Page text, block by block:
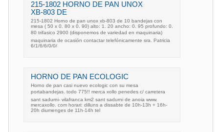
215-1802 HORNO DE PAN UNOX
XB-803 DE
215-1802 Horno de pan unox xb-803 de 10 bandejas con
mesa ( 50 x 0. 80 x 0. 90) alto: 1. 20 ancho: 0. 95 profundo: 0.
80 trifasico 2900 (disponemos de variedad en maquinaria)
maquinaria de ocasión contactar telefónicamente sra. Patricia
6/1/6/6/0/0/
HORNO DE PAN ECOLOGIC
Horno de pan casi nuevo ecologic con su mesa
portabandejas. todo 775!! merca xollo penedes c/ carretera
sant sadurni- vilafranca km2 sant sadurni de anoia www.
mercaxollo. com horari: dilluns a dissabte de 10h-13h + 16h-
20h diumenges de 11h-14h tel